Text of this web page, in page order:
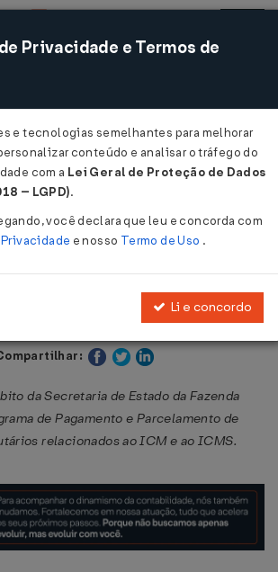
Acessar
DE 25/06/2025
no DOE - MA em 25 jun 2025
da Secretaria de Estado da Fazenda
de Pagamento e Parcelamento de
relacionados ao ICM e ao ICMS.
Privacidade e Termos de
e tecnologias semelhantes para melhorar
conteúdo e analisar o tráfego do
com a Lei Geral de Proteção de Dados
– LGPD).
você declara que leu e concorda com
e nosso Termo de Uso .
Li e concordo